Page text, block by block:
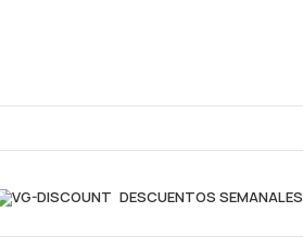
DESCUENTOS SEMANALES